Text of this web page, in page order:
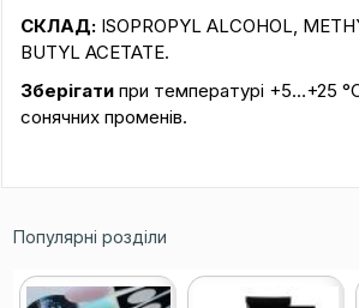
СКЛАД:ISOPROPYL ALCOHOL,
BUTYL ACETATE.
Зберігатипри температурі +5…+25
сонячних променів.
Популярні розділи